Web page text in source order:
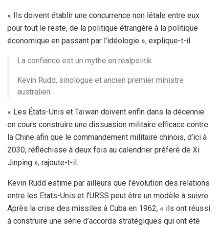
« Ils doivent établir une concurrence non létale entre eux
pour tout le reste, de la politique étrangère à la politique
économique en passant par l’idéologie », explique-t-il.
La confiance est un mythe en realpolitik
Kevin Rudd, sinologue et ancien premier ministre
australien
« Les États-Unis et Taïwan doivent enfin dans la décennie
en cours construire une dissuasion militaire efficace contre
la Chine afin que le commandement militaire chinois, d’ici à
2030, réfléchisse à deux fois au calendrier préféré de Xi
Jinping », rajoute-t-il.
Kevin Rudd estime par ailleurs que l’évolution des relations
entre les Etats-Unis et l’URSS peut être un modèle à suivre.
Après la crise des missiles à Cuba en 1962, « ils ont réussi
à construire une série d’accords stratégiques qui ont été